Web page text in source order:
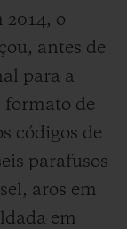
se adaptar
atrair
caixa
42 mm de
foram
2014, o
antes de
para a
de
códigos de
parafusos
aros em
em